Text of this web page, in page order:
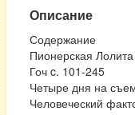
Описание
Содержание
Пионерская
Гоч c. 101-245
Четыре дня на
Человеческий